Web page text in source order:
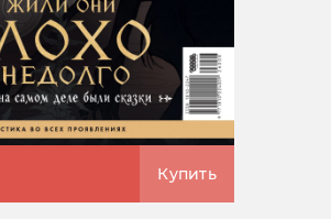
Купить